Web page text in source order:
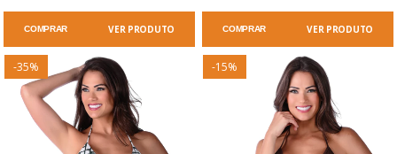
COMPRAR VER PRODUTO COMPRAR VER PRODUTO
-35% -15%